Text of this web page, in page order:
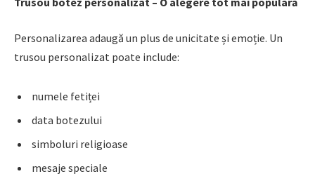
Personalizarea adaugă un plus de unicitate și emoție. Un
trusou personalizat poate include:
numele fetiței
data botezului
simboluri religioase
mesaje speciale